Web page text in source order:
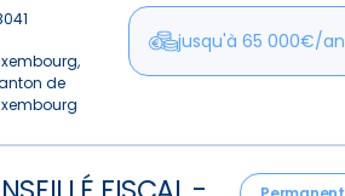
de
jusqu'à 65 000€/an